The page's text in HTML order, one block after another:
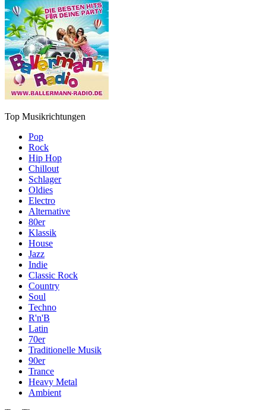
Top Musikrichtungen
Pop
Rock
Hip Hop
Chillout
Schlager
Oldies
Electro
Alternative
80er
Klassik
House
Jazz
Indie
Classic Rock
Country
Soul
Techno
R'n'B
Latin
70er
Traditionelle Musik
90er
Trance
Heavy Metal
Ambient